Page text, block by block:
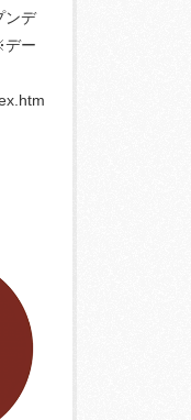
ンデ
デー